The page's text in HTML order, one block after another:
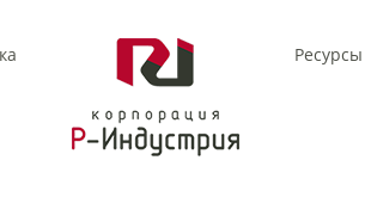
Ресурсы